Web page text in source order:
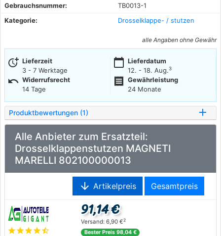
Gebrauchsnummer:
TB0013-1
Kategorie:
Drosselklappe- / stutzen
alle Angaben ohne Gewähr
more_time Lieferzeit
3 - 7 Werktage
calendar_today Lieferdatum
12. - 18. Aug.3
undo Widerrufsrecht
14 Tage
receipt
Gewährleistung
24 Monate
Produktbewertungen (1)
Alle Anbieter zum Ersatzteil:
Drosselklappenstutzen MAGNETI
MARELLI 802100000013
arrow_downward Artikelpreis Gesamtpreis
starstarstarstarstar_half
91,14 €
Versand: 6,90 €2
Bester Preis 98,04 €